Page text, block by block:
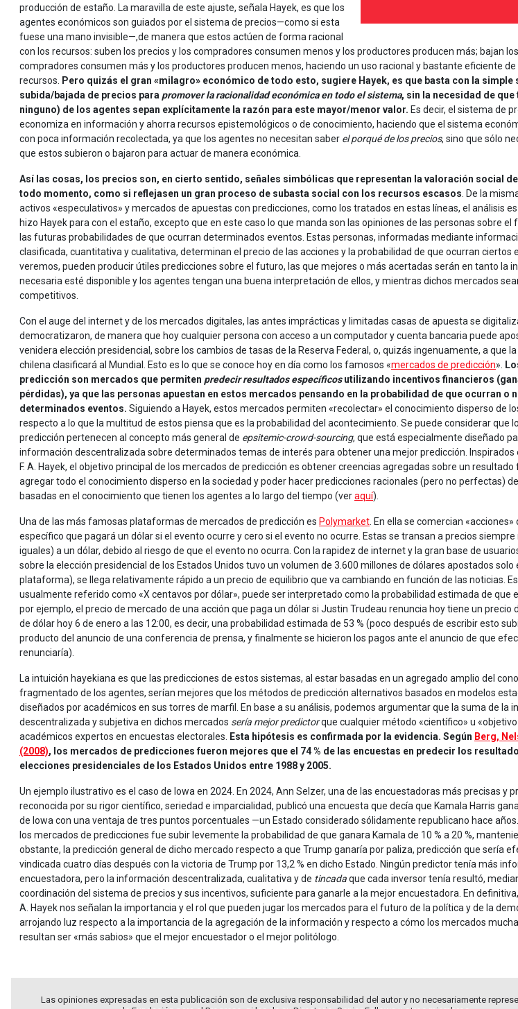
producción de estaño. La maravilla de este ajuste, señala Hayek, es que los
agentes económicos son guiados por el sistema de precios—como si esta
fuese una mano invisible—,de manera que estos actúen de forma racional
con los recursos: suben los precios y los compradores consumen menos y los productores producen más; bajan
compradores consumen más y los productores producen menos, haciendo un uso racional y bastante eficiente de
recursos.
Pero quizás el gran «milagro» económico de todo esto, sugiere Hayek, es que basta con la simple
subida/bajada de precios para promover la racionalidad económica en todo el sistema, sin la necesidad de que
ninguno) de los agentes sepan explícitamente la razón para este mayor/menor valor. Es decir, el sistema de
economiza en información y ahorra recursos epistemológicos o de conocimiento, haciendo que el sistema
con poca información recolectada, ya que los agentes no necesitan saber el porqué de los precios, sino que sólo
que estos subieron o bajaron para actuar de manera económica.
Así las cosas, los precios son, en cierto sentido, señales simbólicas que representan la valoración social
todo momento, como si reflejasen un gran proceso de subasta social con los recursos escasos . De la
activos «especulativos» y mercados de apuestas con predicciones, como los tratados en estas líneas, el análisis
hizo Hayek para con el estaño, excepto que en este caso lo que manda son las opiniones de las personas sobre el
las futuras probabilidades de que ocurran determinados eventos. Estas personas, informadas mediante
clasificada, cuantitativa y cualitativa, determinan el precio de las acciones y la probabilidad de que ocurran ciertos
veremos, pueden producir útiles predicciones sobre el futuro, las que mejores o más acertadas serán en tanto la
necesaria esté disponible y los agentes tengan una buena interpretación de ellos, y mientras dichos mercados
competitivos.
Con el auge del internet y de los mercados digitales, las antes imprácticas y limitadas casas de apuesta se
democratizaron, de manera que hoy cualquier persona con acceso a un computador y cuenta bancaria puede
venidera elección presidencial, sobre los cambios de tasas de la Reserva Federal, o, quizás ingenuamente, a que
chilena clasificará al Mundial. Esto es lo que se conoce hoy en día como los famosos «mercados de predicción».
predicción son mercados que permiten predecir resultados específicosutilizando incentivos financieros
pérdidas), ya que las personas apuestan en estos mercados pensando en la probabilidad de que ocurran o
determinados eventos. Siguiendo a Hayek, estos mercados permiten «recolectar» el conocimiento disperso de
respecto a lo que la multitud de estos piensa que es la probabilidad del acontecimiento. Se puede considerar que
predicción pertenecen al concepto más general de epsitemic-crowd-sourcing, que está especialmente diseñado
información descentralizada sobre determinados temas de interés para obtener una mejor predicción. Inspirados
F. A. Hayek, el objetivo principal de los mercados de predicción es obtener creencias agregadas sobre un resultado
agregar todo el conocimiento disperso en la sociedad y poder hacer predicciones racionales (pero no perfectas)
basadas en el conocimiento que tienen los agentes a lo largo del tiempo (veraquí).
Una de las más famosas plataformas de mercados de predicción es Polymarket . En ella se comercian
específico que pagará un dólar si el evento ocurre y cero si el evento no ocurre. Estas se transan a precios
iguales) a un dólar, debido al riesgo de que el evento no ocurra. Con la rapidez de internet y la gran base de
sobre la elección presidencial de los Estados Unidos tuvo un volumen de 3.600 millones de dólares apostados solo
plataforma), se llega relativamente rápido a un precio de equilibrio que va cambiando en función de las noticias.
usualmente referido como «X centavos por dólar», puede ser interpretado como la probabilidad estimada de que
por ejemplo, el precio de mercado de una acción que paga un dólar si Justin Trudeau renuncia hoy tiene un precio
de dólar hoy 6 de enero a las 12:00, es decir, una probabilidad estimada de 53 % (poco después de escribir esto
producto del anuncio de una conferencia de prensa, y finalmente se hicieron los pagos ante el anuncio de que
renunciaría).
La intuición hayekiana es que las predicciones de estos sistemas, al estar basadas en un agregado amplio del
fragmentado de los agentes, serían mejores que los métodos de predicción alternativos basados en modelos
diseñados por académicos en sus torres de marfil. En base a su análisis, podemos argumentar que la suma de la
descentralizada y subjetiva en dichos mercados sería mejor predictorque cualquier método «científico» u
académicos expertos en encuestas electorales.
Esta hipótesis es confirmada por la evidencia. Según Berg,
(2008), los mercados de predicciones fueron mejores que el 74 % de las encuestas en predecir los
elecciones presidenciales de los Estados Unidos entre 1988 y 2005.
Un ejemplo ilustrativo es el caso de Iowa en 2024. En 2024, Ann Selzer, una de las encuestadoras más precisas y
reconocida por su rigor científico, seriedad e imparcialidad, publicó una encuesta que decía que Kamala Harris
de Iowa con una ventaja de tres puntos porcentuales —un Estado considerado sólidamente republicano hace
los mercados de predicciones fue subir levemente la probabilidad de que ganara Kamala de 10 % a 20 %,
obstante, la predicción general de dicho mercado respecto a que Trump ganaría por paliza, predicción que sería
vindicada cuatro días después con la victoria de Trump por 13,2 % en dicho Estado. Ningún predictor tenía más
encuestadora, pero la información descentralizada, cualitativa y de tincadaque cada inversor tenía resultó,
coordinación del sistema de precios y sus incentivos, suficiente para ganarle a la mejor encuestadora. En definitiva,
A. Hayek nos señalan la importancia y el rol que pueden jugar los mercados para el futuro de la política y de la
arrojando luz respecto a la importancia de la agregación de la información y respecto a cómo los mercados
resultan ser «más sabios» que el mejor encuestador o el mejor politólogo.
Las opiniones expresadas en esta publicación son de exclusiva responsabilidad del autor y no necesariamente